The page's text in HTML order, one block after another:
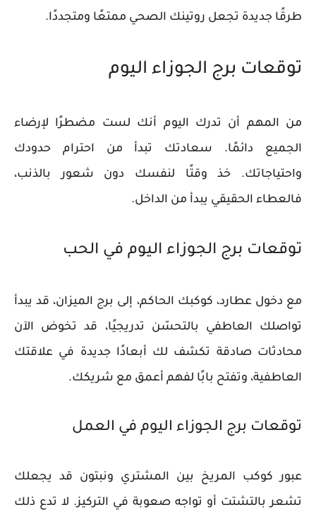
طرقًا جديدة تجعل روتينك الصحي ممتعًا ومتجددًا.
توقعات برج الجوزاء اليوم
من المهم أن تدرك اليوم أنك لست مضطرًا لإرضاء
الجميع دائمًا. سعادتك تبدأ من احترام حدودك
واحتياجاتك. خذ وقتًا لنفسك دون شعور بالذنب،
فالعطاء الحقيقي يبدأ من الداخل.
توقعات برج الجوزاء اليوم في الحب
مع دخول عطارد، كوكبك الحاكم، إلى برج الميزان، قد يبدأ
تواصلك العاطفي بالتحسّن تدريجيًا، قد تخوض الآن
محادثات صادقة تكشف لك أبعادًا جديدة في علاقتك
العاطفية، وتفتح بابًا لفهم أعمق مع شريكك.
توقعات برج الجوزاء اليوم في العمل
عبور كوكب المريخ بين المشتري ونبتون قد يجعلك
تشعر بالتشتت أو تواجه صعوبة في التركيز. لا تدع ذلك